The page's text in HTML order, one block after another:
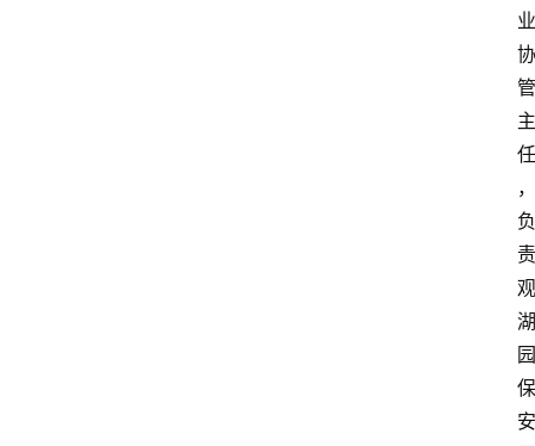
业
协
管
主
任
，
负
责
观
湖
园
保
安